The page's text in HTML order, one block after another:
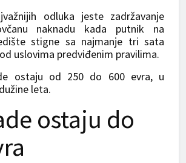
odluka jeste zadržavanje
naknadu kada putnik na
stigne sa najmanje tri sata
uslovima predviđenim pravilima.
ostaju od 250 do 600 evra, u
leta.
ostaju do